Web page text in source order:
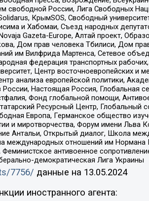
России, Лига Свободных
КрымSOS, Свободный
и Хабомаи, Съезд народных
Gazeta-Europe, Алтай проект,
Дом прав человека Тбилиси, Дом
им Вилфрида Мартенса, Сетевое
федерация транспортных
Центр восточноевропейских
анализа европейской политики,
Настоящая Россия, Глобальная
Фонд глобальной помощи,
Ресурсный Центр, Глобальный
Европа, Германское общество
и миротворчества, Форум имени Льва
Антальи, Открытый диалог, Школа
международных отношений им
антивоенное
демократическая Лига Украины
7756/ данные на 13.05.2024
иностранного агента: